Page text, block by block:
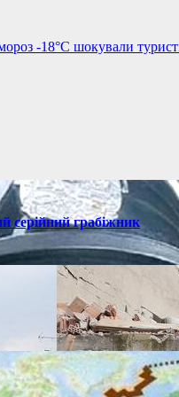
-18°C шокували
серійний грабіжник